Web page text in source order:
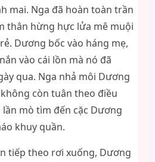
mai. Nga đã hoàn toàn trần
thân hừng hực lửa mê muội
Dương bốc vào háng mẹ,
vào cái lồn mà nó đã
qua. Nga nhả môi Dương
còn tuân theo điều
mò tìm đến cặc Dương
khuy quần.
tiếp theo rơi xuống, Dương